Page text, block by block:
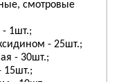
смотровые
- 1шт.;
- 25шт.;
- 30шт.;
15шт.;